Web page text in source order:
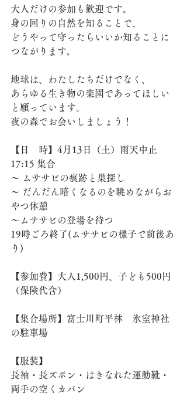
大人だけの参加も歓迎です。
身の回りの自然を知ることで、
どうやって守ったらいいか知ることに
つながります。
地球は、わたしたちだけでなく、
あらゆる生き物の楽園であってほしい
と願っています。
夜の森でお会いしましょう！
【日　時】4月13日（土）雨天中止
17:15 集合
〜 ムササビの痕跡と巣探し
〜 だんだん暗くなるのを眺めながらお
やつ休憩
〜ムササビの登場を待つ
19時ごろ終了(ムササビの様子で前後あ
り)
【参加費】大人1,500円、子ども500円
（保険代含）
【集合場所】富士川町平林　氷室神社
の駐車場
【服装】
長袖・長ズボン・はきなれた運動靴・
両手の空くカバン